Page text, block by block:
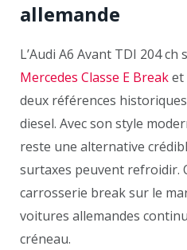
allemande
L’Audi A6 Avant TDI 204
Mercedes Classe E Breaket
deux références
diesel. Avec son style
reste une alternative
surtaxes peuvent refroidir.
carrosserie break sur le
voitures allemandes
créneau.